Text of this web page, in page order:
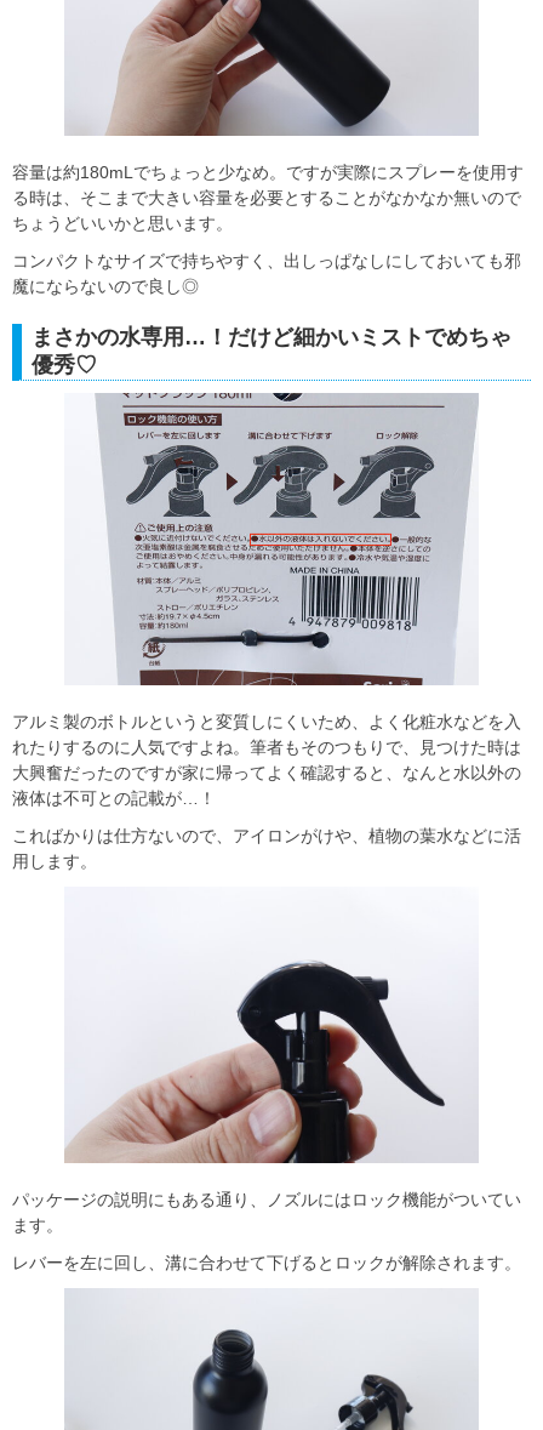
容量は約180mLでちょっと少なめ。ですが実際にスプレーを使用す
る時は、そこまで大きい容量を必要とすることがなかなか無いので
ちょうどいいかと思います。
コンパクトなサイズで持ちやすく、出しっぱなしにしておいても邪
魔にならないので良し◎
まさかの水専用…！だけど細かいミストでめちゃ
優秀♡
アルミ製のボトルというと変質しにくいため、よく化粧水などを入
れたりするのに人気ですよね。筆者もそのつもりで、見つけた時は
大興奮だったのですが家に帰ってよく確認すると、なんと水以外の
液体は不可との記載が…！
こればかりは仕方ないので、アイロンがけや、植物の葉水などに活
用します。
パッケージの説明にもある通り、ノズルにはロック機能がついてい
ます。
レバーを左に回し、溝に合わせて下げるとロックが解除されます。